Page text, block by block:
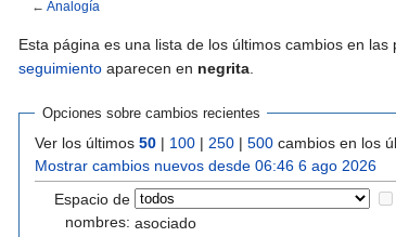
← Analogía
Esta página es una lista de los últimos cambios en
seguimiento aparecen en negrita
Opciones sobre cambios recientes
Ver los últimos 50 | 100 | 250 | 500 cambios en los
Mostrar cambios nuevos desde 06:46 6 ago 2026
Espacio de
nombres: asociado